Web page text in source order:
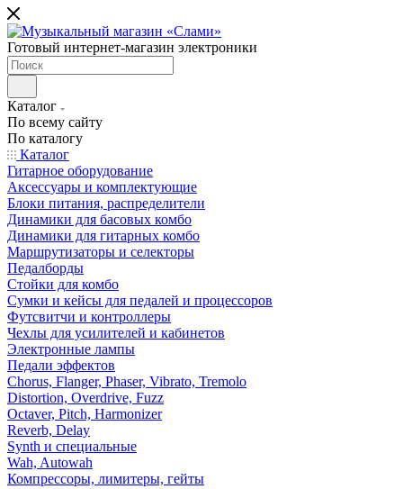
Готовый интернет-магазин электроники
Каталог
По всему сайту
По каталогу
Каталог
Гитарное оборудование
Аксессуары и комплектующие
Блоки питания, распределители
Динамики для басовых комбо
Динамики для гитарных комбо
Маршрутизаторы и селекторы
Педалборды
Стойки для комбо
Сумки и кейсы для педалей и процессоров
Футсвитчи и контроллеры
Чехлы для усилителей и кабинетов
Электронные лампы
Педали эффектов
Chorus, Flanger, Phaser, Vibrato, Tremolo
Distortion, Overdrive, Fuzz
Octaver, Pitch, Harmonizer
Reverb, Delay
Synth и специальные
Wah, Autowah
Компрессоры, лимитеры, гейты